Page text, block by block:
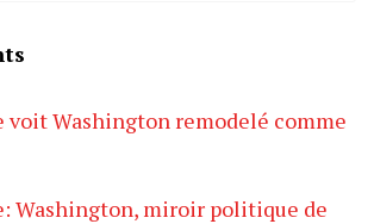
voit Washington remodelé comme
Washington, miroir politique de